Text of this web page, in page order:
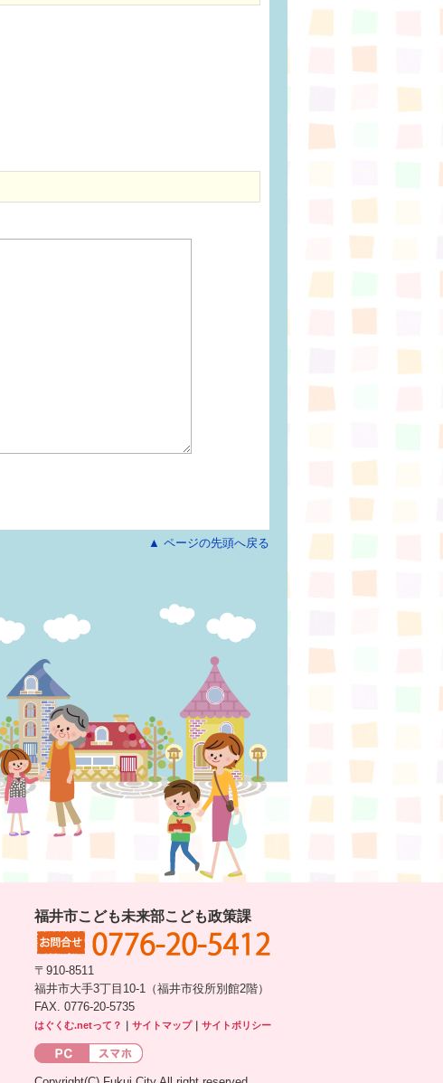
▲ ページの先頭へ戻る
福井市こども未来部こども政策課
〒910-8511
福井市大手3丁目10-1（福井市役所別館2階）
FAX. 0776-20-5735
はぐくむ.netって？ サイトマップ｜ サイトポリシー